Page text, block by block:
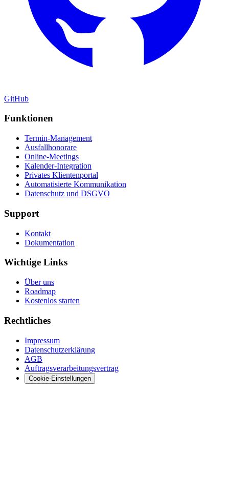
GitHub
Funktionen
Termin-Management
Ausfallhonorare
Online-Meetings
Kalender-Integration
Privates Klientenportal
Automatisierte Kommunikation
Datenschutz und DSGVO
Support
Kontakt
Dokumentation
Wichtige Links
Über uns
Roadmap
Kostenlos starten
Rechtliches
Impressum
Datenschutzerklärung
AGB
Auftragsverarbeitungsvertrag
Cookie-Einstellungen